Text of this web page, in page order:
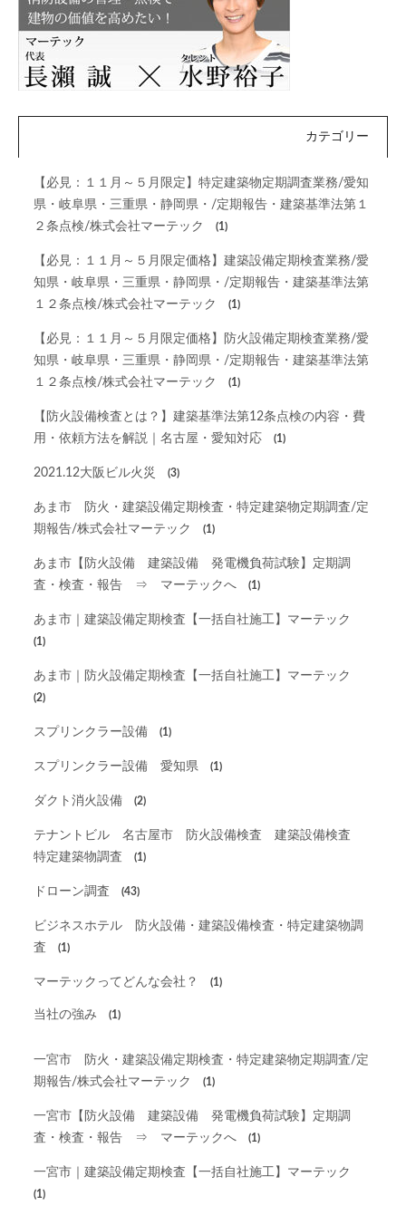
カテゴリー
【必見：１１月～５月限定】特定建築物定期調査業務/愛知
県・岐阜県・三重県・静岡県・/定期報告・建築基準法第１
２条点検/株式会社マーテック
(1)
【必見：１１月～５月限定価格】建築設備定期検査業務/愛
知県・岐阜県・三重県・静岡県・/定期報告・建築基準法第
１２条点検/株式会社マーテック
(1)
【必見：１１月～５月限定価格】防火設備定期検査業務/愛
知県・岐阜県・三重県・静岡県・/定期報告・建築基準法第
１２条点検/株式会社マーテック
(1)
【防火設備検査とは？】建築基準法第12条点検の内容・費
用・依頼方法を解説｜名古屋・愛知対応
(1)
2021.12大阪ビル火災 (3)
あま市 防火・建築設備定期検査・特定建築物定期調査/定
期報告/株式会社マーテック
(1)
あま市【防火設備 建築設備 発電機負荷試験】定期調
査・検査・報告 ⇒ マーテックへ
(1)
あま市｜建築設備定期検査【一括自社施工】マーテック
(1)
あま市｜防火設備定期検査【一括自社施工】マーテック
(2)
スプリンクラー設備 (1)
スプリンクラー設備 愛知県 (1)
ダクト消火設備 (2)
テナントビル 名古屋市 防火設備検査 建築設備検査
特定建築物調査
(1)
ドローン調査 (43)
ビジネスホテル 防火設備・建築設備検査・特定建築物調
査
(1)
マーテックってどんな会社？ (1)
当社の強み (1)
一宮市 防火・建築設備定期検査・特定建築物定期調査/定
期報告/株式会社マーテック
(1)
一宮市【防火設備 建築設備 発電機負荷試験】定期調
査・検査・報告 ⇒ マーテックへ
(1)
一宮市｜建築設備定期検査【一括自社施工】マーテック
(1)